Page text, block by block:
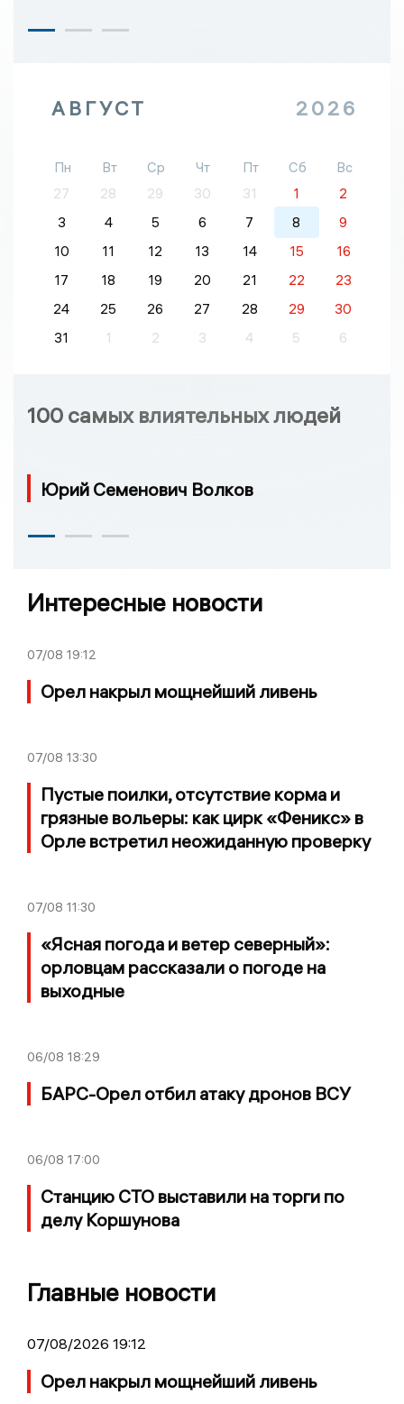
АВГУСТ 2026
Пн Вт Ср Чт Пт Сб
Вс
27
28 29 30 31 1
2
3
4 5 6 7 8
9
10
11 12 13 14 15
16
17
18 19 20 21 22
23
24
25 26 27 28 29
30
31
1 2 3 4 5 6
100 самых влиятельных людей
Юрий Семенович Волков
Интересные новости
07/08 19:12
Орел накрыл мощнейший ливень
07/08 13:30
Пустые поилки, отсутствие корма и
грязные вольеры: как цирк «Феникс» в
Орле встретил неожиданную проверку
07/08 11:30
«Ясная погода и ветер северный»:
орловцам рассказали о погоде на
выходные
06/08 18:29
БАРС-Орел отбил атаку дронов ВСУ
06/08 17:00
Станцию СТО выставили на торги по
делу Коршунова
Главные новости
07/08/2026 19:12
Орел накрыл мощнейший ливень